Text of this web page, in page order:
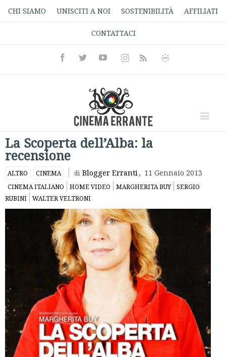
CHI SIAMO UNISCITI A NOI SOSTENIBILITÀ AFFILIATI
CONTATTACI
FacebookTwitterYoutubeInstagramRss
Informativa
La Scoperta dell’Alba: la
recensione
ALTRO CINEMA di Blogger Erranti, 11 Gennaio 2013
CINEMA ITALIANO HOME VIDEO MARGHERITA BUY
SERGIO
RUBINI
WALTER VELTRONI